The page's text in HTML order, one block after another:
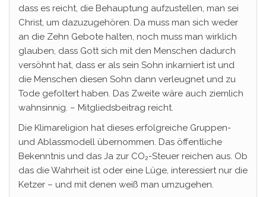
dass es reicht, die Behauptung aufzustellen, man sei
Christ, um dazuzugehören. Da muss man sich weder
an die Zehn Gebote halten, noch muss man wirklich
glauben, dass Gott sich mit den Menschen dadurch
versöhnt hat, dass er als sein Sohn inkarniert ist und
die Menschen diesen Sohn dann verleugnet und zu
Tode gefoltert haben. Das Zweite wäre auch ziemlich
wahnsinnig. – Mitgliedsbeitrag reicht.
Die Klimareligion hat dieses erfolgreiche Gruppen-
und Ablassmodell übernommen. Das öffentliche
Bekenntnis und das Ja zur CO₂-Steuer reichen aus. Ob
das die Wahrheit ist oder eine Lüge, interessiert nur die
Ketzer – und mit denen weiß man umzugehen.